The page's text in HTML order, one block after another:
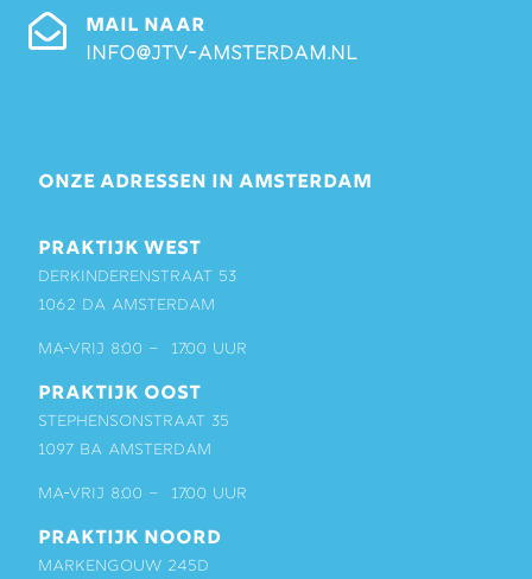
MAIL NAAR
info@jtv-amsterdam.nl
ONZE ADRESSEN IN AMSTERDAM
PRAKTIJK WEST
Derkinderenstraat 53
1062 DA Amsterdam
ma-vrij 8:00 – 17:00 uur
PRAKTIJK OOST
Stephensonstraat 35
1097 BA Amsterdam
ma-vrij 8:00 – 17:00 uur
PRAKTIJK NOORD
Markengouw 245D